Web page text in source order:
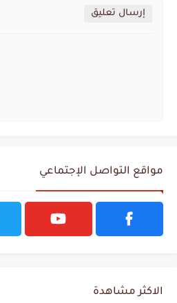
إرسال تعليق
مواقع التواصل الإجتماعي
الاكثر مشاهدة